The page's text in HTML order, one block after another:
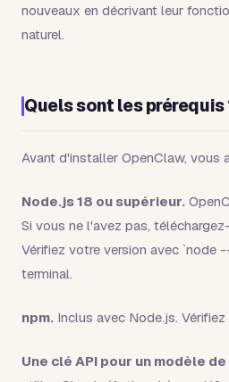
nouveaux en décrivant leur
naturel.
Quels sont les prérequis
Avant d'installer OpenClaw, vous
Node.js 18 ou supérieur.
Si vous ne l'avez pas,
Vérifiez votre version avec `node
terminal.
npm. Inclus avec Node.js.
Une clé API pour un modèle